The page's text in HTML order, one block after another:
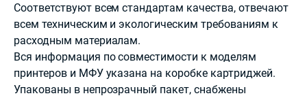
Соответствуют всем стандартам качества, отвечают
всем техническим и экологическим требованиям к
расходным материалам.
Вся информация по совместимости к моделям
принтеров и МФУ указана на коробке картриджей.
Упакованы в непрозрачный пакет, снабжены